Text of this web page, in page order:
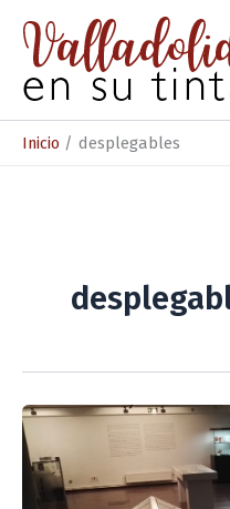
contenido
Inicio desplegables